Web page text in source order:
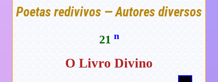
Poetas redivivos — Autores diversos
21 n
O Livro Divino